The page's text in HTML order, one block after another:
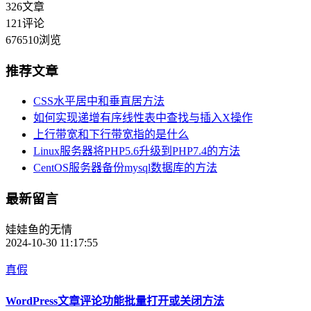
326文章
121评论
676510浏览
推荐文章
CSS水平居中和垂直居方法
如何实现递增有序线性表中查找与插入X操作
上行带宽和下行带宽指的是什么
Linux服务器将PHP5.6升级到PHP7.4的方法
CentOS服务器备份mysql数据库的方法
最新留言
娃娃鱼的无情
2024-10-30 11:17:55
真假
WordPress文章评论功能批量打开或关闭方法